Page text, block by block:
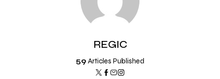
GRUPOS DE INTERÉS
REGIC
59 Articles Published